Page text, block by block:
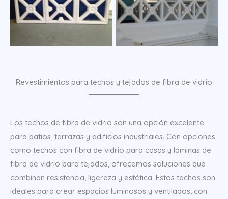
Revestimientos para techos y tejados de fibra de vidrio
Los techos de fibra de vidrio son una opción excelente
para patios, terrazas y edificios industriales. Con opciones
como techos con fibra de vidrio para casas y láminas de
fibra de vidrio para tejados, ofrecemos soluciones que
combinan resistencia, ligereza y estética. Estos techos son
ideales para crear espacios luminosos y ventilados, con